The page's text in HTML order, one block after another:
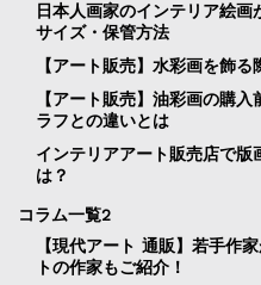
日本人画家のインテリア絵
サイズ・保管方法
【アート販売】水彩画を飾
【アート販売】油彩画の購
ラフとの違いとは
インテリアアート販売店で版
は？
コラム一覧2
【現代アート 通販】若手作
トの作家もご紹介！